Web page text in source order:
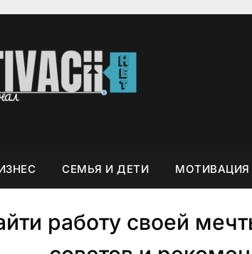
CEMЬЯ И ДETИ MOTИBAЦИЯ
работу своей